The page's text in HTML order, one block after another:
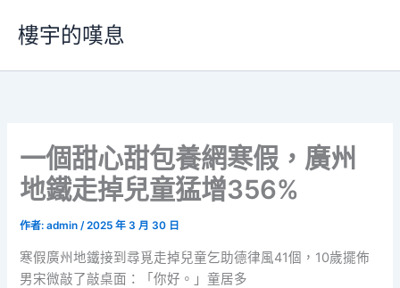
要
樓宇的嘆息
一個甜心甜包養網寒假，廣州
地鐵走掉兒童猛增356%
作者:admin/2025 年 3 月 30 日
寒假廣州地鐵接到尋覓走掉兒童乞助德律風41個，10歲擺佈
男宋微敲了敲桌面：「你好。」童居多